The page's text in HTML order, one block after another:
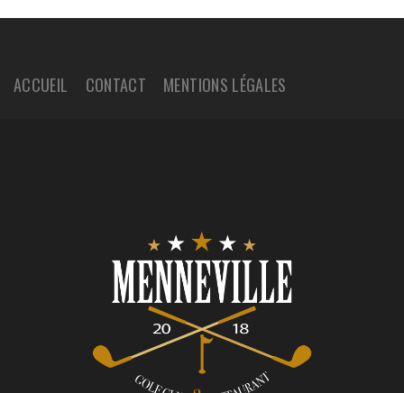
ACCUEIL CONTACT MENTIONS LÉGALES